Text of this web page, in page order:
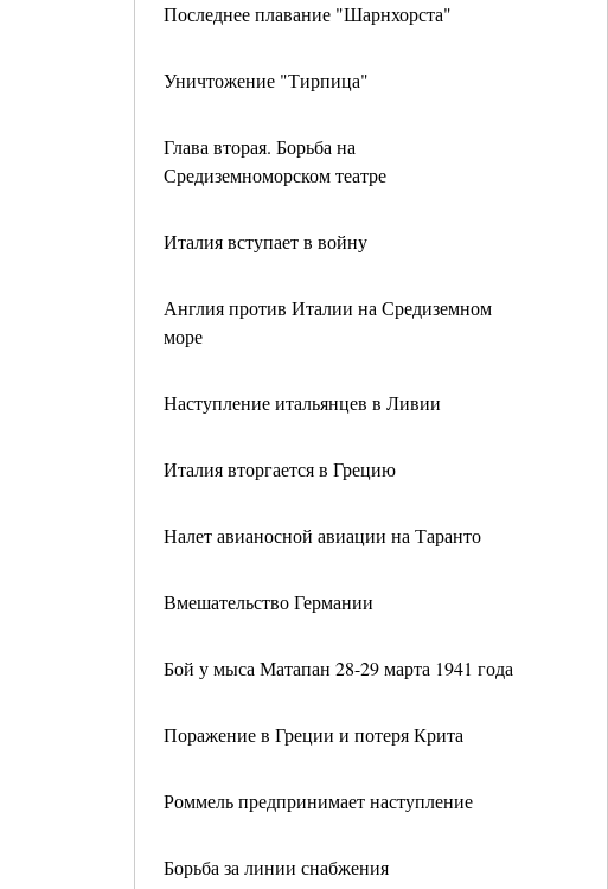
Последнее плавание "Шарнхорста"
Уничтожение "Тирпица"
Глава вторая. Борьба на
Средиземноморском театре
Италия вступает в войну
Англия против Италии на Средиземном
море
Наступление итальянцев в Ливии
Италия вторгается в Грецию
Налет авианосной авиации на Таранто
Вмешательство Германии
Бой у мыса Матапан 28-29 марта 1941 года
Поражение в Греции и потеря Крита
Роммель предпринимает наступление
Борьба за линии снабжения